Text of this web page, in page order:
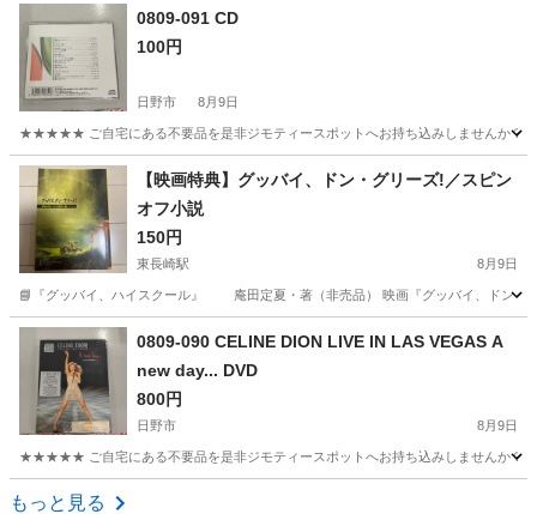
東京 日野市
0809-091 CD
100円
日野市 8月9日
★★★★★ ご自宅にある不要品を是非ジモティースポットへお持ち込みしませんか？
東京 日野市 CD 現地
【映画特典】グッバイ、ドン・グリーズ!／スピン
オフ小説
150円
東長崎駅 8月9日
📘『グッバイ、ハイスクール』 庵田定夏・著（非売品） 映画『グッバイ、ドン・
東京 豊島区
0809-090 CELINE DION LIVE IN LAS VEGAS A
new day... DVD
800円
日野市 8月9日
★★★★★ ご自宅にある不要品を是非ジモティースポットへお持ち込みしませんか？
東京 日野市
もっと見る